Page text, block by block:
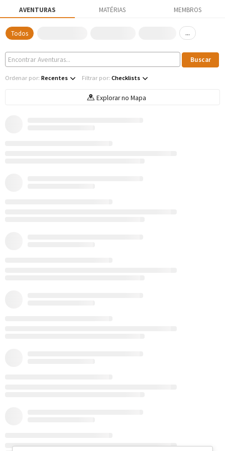
AVENTURAS MATÉRIAS MEMBROS
Todos ...
Ordenar por: Recentes Filtrar por: Checklists
Explorar no Mapa